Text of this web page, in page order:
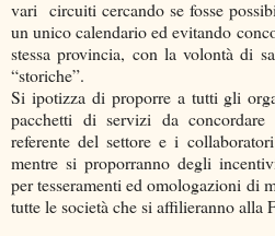
vari circuiti cercando se fosse
un unico calendario ed evitando
stessa provincia, con la volontà di
“storiche”.
Si ipotizza di proporre a tutti gli
pacchetti di servizi da
referente del settore e i
mentre si proporranno degli
per tesseramenti ed omologazioni di
tutte le società che si affilieranno alla